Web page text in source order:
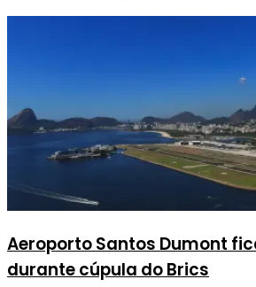
Aeroporto Santos Dumont
durante cúpula do Brics